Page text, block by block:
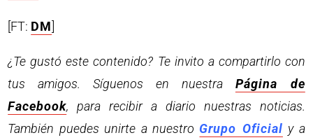
[FT: DM
¿Te gustó este contenido? Te invito a compartirlo con
tus amigos. Síguenos en nuestra Página de
Facebook, para recibir a diario nuestras noticias.
También puedes unirte a nuestro Grupo Oficial y a